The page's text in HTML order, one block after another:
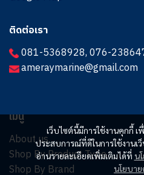
เว็บไซต์นี้มีการใช้งานคุกกี้
ประสบการณ์ที่ดีในการใช้งานเ
อ่านรายละเอียดเพิ่มเติมได้ที่ น
นโยบา
ติดต่อเรา
081-5368928,076-
ameraymarine@gmail.com
เมนู
About us
Shop By Product Type
Shop By Brand